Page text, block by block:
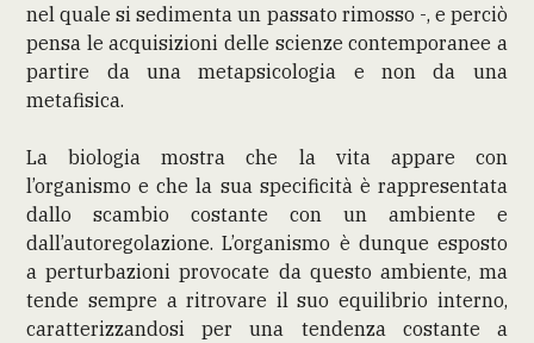
nel quale si sedimenta un passato rimosso -, e perciò
pensa le acquisizioni delle scienze contemporanee a
partire da una metapsicologia e non da una
metafisica.
La biologia mostra che la vita appare con
l’organismo e che la sua specificità è rappresentata
dallo scambio costante con un ambiente e
dall’autoregolazione. L’organismo è dunque esposto
a perturbazioni provocate da questo ambiente, ma
tende sempre a ritrovare il suo equilibrio interno,
caratterizzandosi per una tendenza costante a